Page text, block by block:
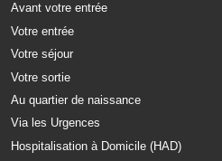
Avant votre entrée
Votre entrée
Votre séjour
Votre sortie
Au quartier de naissance
Via les Urgences
Hospitalisation à Domicile (HAD)